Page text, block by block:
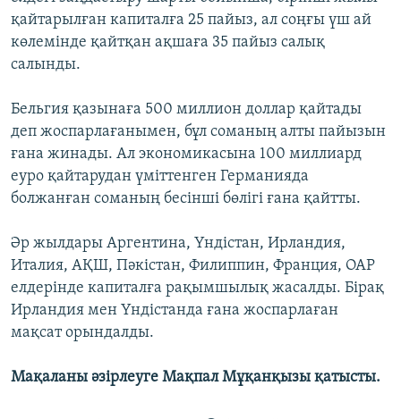
қайтарылған капиталға 25 пайыз, ал соңғы үш ай
көлемінде қайтқан ақшаға 35 пайыз салық
салынды.
Бельгия қазынаға 500 миллион доллар қайтады
деп жоспарлағанымен, бұл соманың алты пайызын
ғана жинады. Ал экономикасына 100 миллиард
еуро қайтарудан үміттенген Германияда
болжанған соманың бесінші бөлігі ғана қайтты.
Әр жылдары Аргентина, Үндістан, Ирландия,
Италия, АҚШ, Пәкістан, Филиппин, Франция, ОАР
елдерінде капиталға рақымшылық жасалды. Бірақ
Ирландия мен Үндістанда ғана жоспарлаған
мақсат орындалды.
Мақаланы әзірлеуге Мақпал Мұқанқызы қатысты.